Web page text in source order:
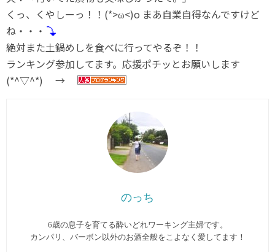
くっ、くやしーっ！！(*>ω<)o まあ自業自得なんですけど
ね・・・
絶対また土鍋めしを食べに行ってやるぞ！！
ランキング参加してます。応援ポチッとお願いします
(*^▽^*) →
のっち
6歳の息子を育てる酔いどれワーキング主婦です。
カンパリ、バーボン以外のお酒全般をこよなく愛してます︎！